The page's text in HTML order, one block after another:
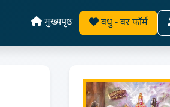
मुख्यपृष्ठ वधु - वर फॉर्म